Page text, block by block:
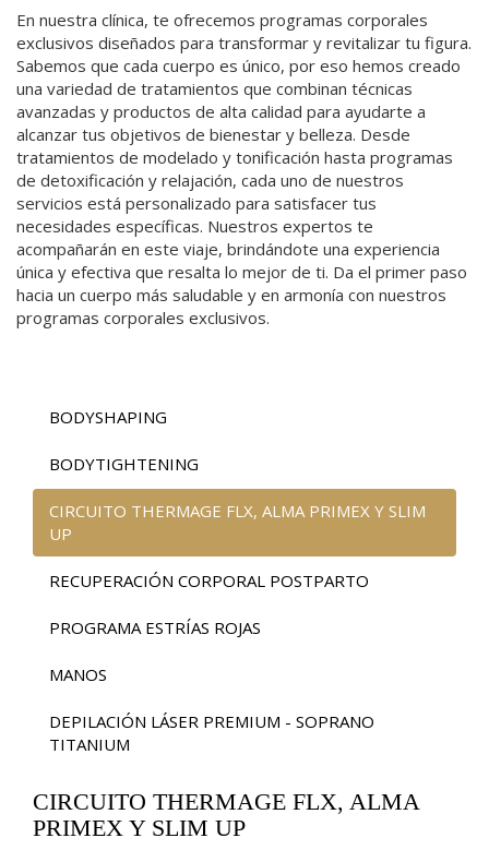
En nuestra clínica, te ofrecemos programas corporales
exclusivos diseñados para transformar y revitalizar tu figura.
Sabemos que cada cuerpo es único, por eso hemos creado
una variedad de tratamientos que combinan técnicas
avanzadas y productos de alta calidad para ayudarte a
alcanzar tus objetivos de bienestar y belleza. Desde
tratamientos de modelado y tonificación hasta programas
de detoxificación y relajación, cada uno de nuestros
servicios está personalizado para satisfacer tus
necesidades específicas. Nuestros expertos te
acompañarán en este viaje, brindándote una experiencia
única y efectiva que resalta lo mejor de ti. Da el primer paso
hacia un cuerpo más saludable y en armonía con nuestros
programas corporales exclusivos.
BODYSHAPING
BODYTIGHTENING
CIRCUITO THERMAGE FLX, ALMA PRIMEX Y SLIM
UP
RECUPERACIÓN CORPORAL POSTPARTO
PROGRAMA ESTRÍAS ROJAS
MANOS
DEPILACIÓN LÁSER PREMIUM - SOPRANO
TITANIUM
CIRCUITO THERMAGE FLX, ALMA
PRIMEX Y SLIM UP